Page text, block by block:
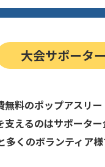
大会サポーター
無料のポップアスリー
支えるのはサポータ
多くのボランティア様